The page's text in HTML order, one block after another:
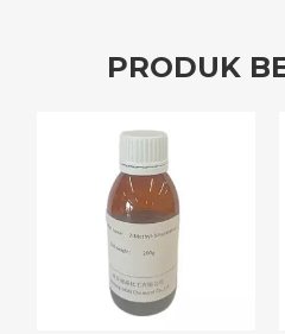
PRODUK